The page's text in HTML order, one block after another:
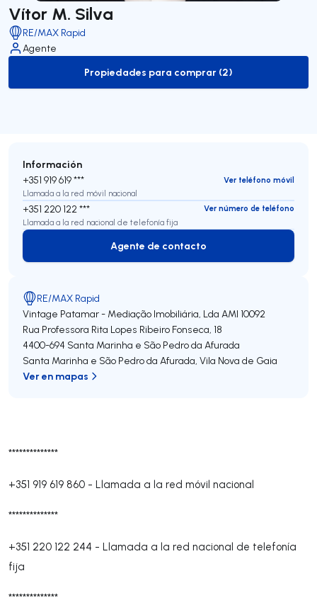
Vítor M. Silva
RE/MAX Rapid
Agente
to-buy-listing
Propiedades para comprar (2)
**************
+351 919 619 860 - Llamada a la red móvil nacional
**************
+351 220 122 244 - Llamada a la red nacional de telefonía
fija
**************
Información
+351 919 619 ***
Ver teléfono móvil
Llamada a la red móvil nacional
+351 220 122 ***
Ver número de teléfono
Llamada a la red nacional de telefonía fija
Agente de contacto
Agente de contacto
RE/MAX Rapid
Vintage Patamar - Mediação Imobiliária, Lda AMI 10092
Rua Professora Rita Lopes Ribeiro Fonseca, 18
4400-694 Santa Marinha e São Pedro da Afurada
Santa Marinha e São Pedro da Afurada, Vila Nova de Gaia
Ver en mapas